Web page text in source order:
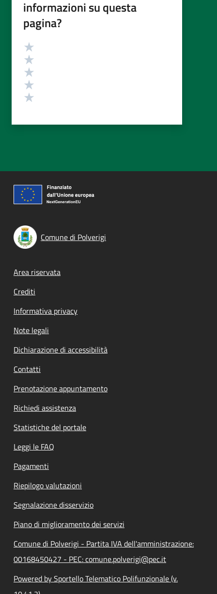
informazioni su questa
pagina?
Valutazione
Comune di Polverigi
Footer menu
Area riservata
Crediti
Informativa privacy
Note legali
Dichiarazione di accessibilità
Contatti
Prenotazione appuntamento
Richiedi assistenza
Statistiche del portale
Leggi le FAQ
Pagamenti
Riepilogo valutazioni
Segnalazione disservizio
Piano di miglioramento dei servizi
Comune di Polverigi - Partita IVA dell'amministrazione:
00168450427 - PEC: comune.polverigi@pec.it
Powered by Sportello Telematico Polifunzionale (v.